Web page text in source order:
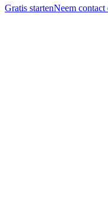
Gratis startenNeem contact